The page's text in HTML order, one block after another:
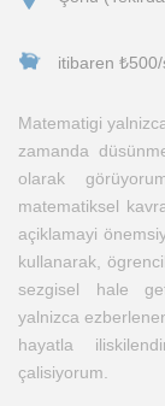
itibaren
Matematigi
zamanda
olarak
matematiksel
açiklamayi
kullanarak,
sezgisel hale
yalnizca
hayatla
çalisiyorum.